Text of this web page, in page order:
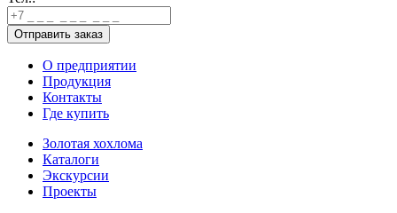
О предприятии
Продукция
Контакты
Где купить
Золотая хохлома
Каталоги
Экскурсии
Проекты